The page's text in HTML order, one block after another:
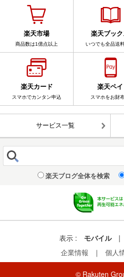
楽天市場
商品数は1億点以上
楽天ブック
いつでも全品送
楽天カード
スマホでカンタン申込
楽天ペイ
スマホをお財
サービス一覧
楽天ブログ全体を検索
表示 : モバイル |
企業情報
｜ 個人
© Rakuten